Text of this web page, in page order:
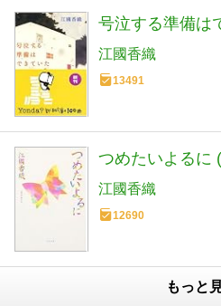
号泣する準備は
江國香織
13491
つめたいよるに
江國香織
12690
もっと